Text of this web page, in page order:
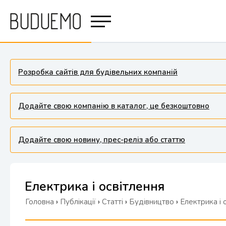
Розробка сайтів для будівельних компаній
Додайте свою компанію в каталог, це безкоштовно
Додайте свою новину, прес-реліз або статтю
Електрика і освітлення
Головна › Публікації › Статті › Будівництво › Електрика і